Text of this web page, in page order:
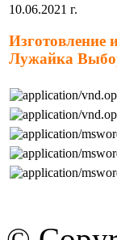
10.06.2021 г.
Изготовление
Лужайка